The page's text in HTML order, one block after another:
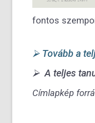
fontos
⮚ Tovább a
⮚A teljes
Címlapkép